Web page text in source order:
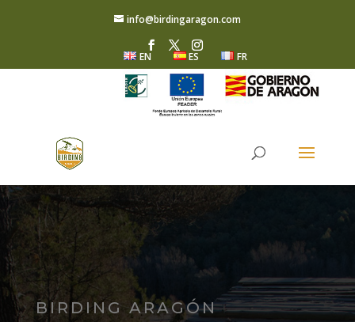
info@birdingaragon.com
EN ES FR
BIRDING ARAGÓN